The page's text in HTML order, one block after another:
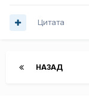
Цитата
НАЗАД